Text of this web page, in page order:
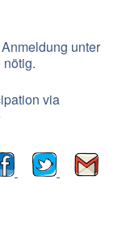
unter
via